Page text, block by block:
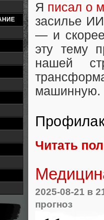
Я писал о
засилье
— и
эту тему
нашей
машинную.
Читать
2025-08-21 в
прогноз